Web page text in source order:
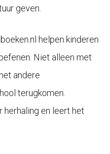
geven.
helpen kinderen
Niet alleen met
andere
terugkomen.
herhaling en leert het